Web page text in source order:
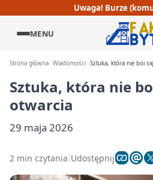
Uwaga! Burze
MENU
Strona główna Wiadomości Sztuka, która nie boi
Sztuka, która nie
otwarcia
29 maja 2026
2 min czytania Udostępnij